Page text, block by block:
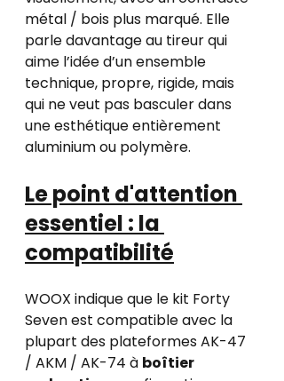
métal / bois plus marqué. Elle
parle davantage au tireur qui
aime l’idée d’un ensemble
technique, propre, rigide, mais
qui ne veut pas basculer dans
une esthétique entièrement
aluminium ou polymère.
Le point d'attention
essentiel : la
compatibilité
WOOX indique que le kit Forty
Seven est compatible avec la
plupart des plateformes AK-47
/ AKM / AK-74 à boîtier